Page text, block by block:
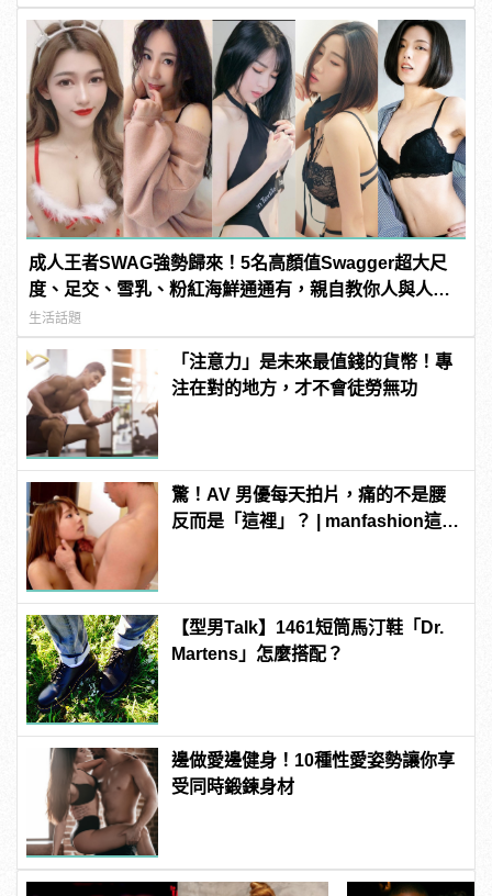
成人王者SWAG強勢歸來！5名高顏值Swagger超大尺
度、足交、雪乳、粉紅海鮮通通有，親自教你人與人的
連結！ | manfashion這樣變型男
生活話題
「注意力」是未來最值錢的貨幣！專
注在對的地方，才不會徒勞無功
驚！AV 男優每天拍片，痛的不是腰
反而是「這裡」？ | manfashion這樣
【型男Talk】1461短筒馬汀鞋「Dr.
Martens」怎麼搭配？
邊做愛邊健身！10種性愛姿勢讓你享
受同時鍛鍊身材